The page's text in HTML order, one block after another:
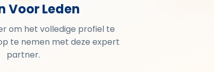
Voor Leden
om het volledige profiel te
te nemen met deze expert
partner.